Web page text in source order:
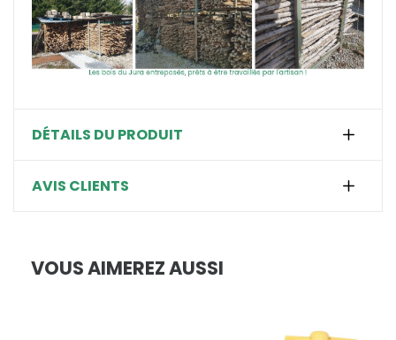
DÉTAILS DU PRODUIT
AVIS CLIENTS
VOUS AIMEREZ AUSSI